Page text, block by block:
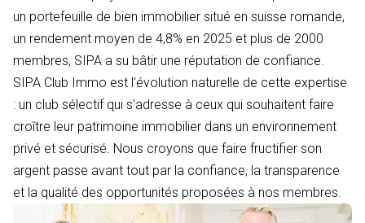
un portefeuille de bien immobilier situé en suisse romande,
un rendement moyen de 4,8% en 2025 et plus de 2000
membres, SIPA a su bâtir une réputation de confiance.
SIPA Club Immo est l'évolution naturelle de cette expertise
: un club sélectif qui s'adresse à ceux qui souhaitent faire
croître leur patrimoine immobilier dans un environnement
privé et sécurisé. Nous croyons que faire fructifier son
argent passe avant tout par la confiance, la transparence
et la qualité des opportunités proposées à nos membres.